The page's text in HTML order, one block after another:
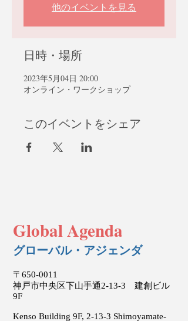
他のイベントを見る
日時・場所
2023年5月04日 20:00
オンライン・ワークショップ
このイベントをシェア
Global Agenda
グローバル・アジェンダ
〒650-0011
神戸市中央区下山手通2-13-3 建創ビル
9F
Kenso Building 9F, 2-13-3 Shimoyamate-